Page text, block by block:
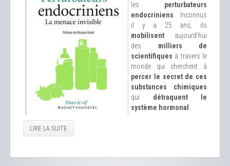
les perturbateurs
endocriniens . Inconnus
il y a 25 ans, ils
mobilisent aujourd’hui
des milliers de
scientifiques à travers le
monde qui cherchent à
percer le secret de ces
substances chimiques
qui détraquent le
système hormonal
LIRE LA SUITE